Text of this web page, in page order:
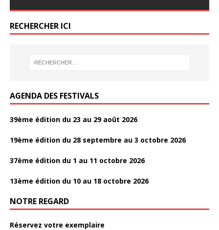
e
b
o
itt
er
ta
RECHERCHER ICI
AGENDA DES FESTIVALS
39ème édition du 23 au 29 août 2026
19ème édition du 28 septembre au 3 octobre 2026
37ème édition du 1 au 11 octobre 2026
13ème édition du 10 au 18 octobre 2026
NOTRE REGARD
Réservez votre exemplaire